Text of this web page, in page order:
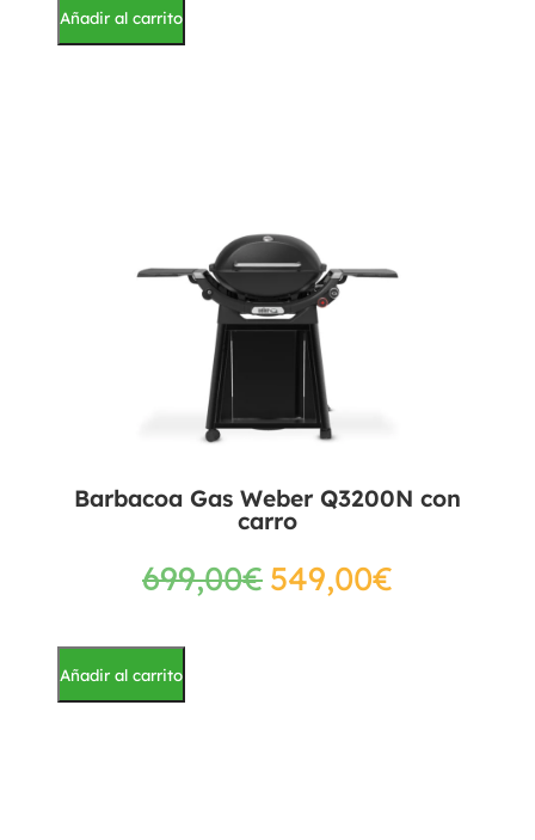
Añadir al carrito
Barbacoa Gas Weber Q3200N con
carro
699,00€ 549,00€
Añadir al carrito